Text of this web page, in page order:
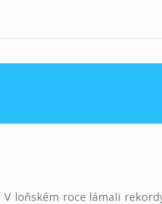
loňském roce lámali